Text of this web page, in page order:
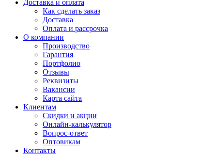
Доставка и оплата
Как сделать заказ
Доставка
Оплата и рассрочка
О компании
Производство
Гарантия
Портфолио
Отзывы
Реквизиты
Вакансии
Карта сайта
Клиентам
Скидки и акции
Онлайн-калькулятор
Вопрос-ответ
Оптовикам
Контакты